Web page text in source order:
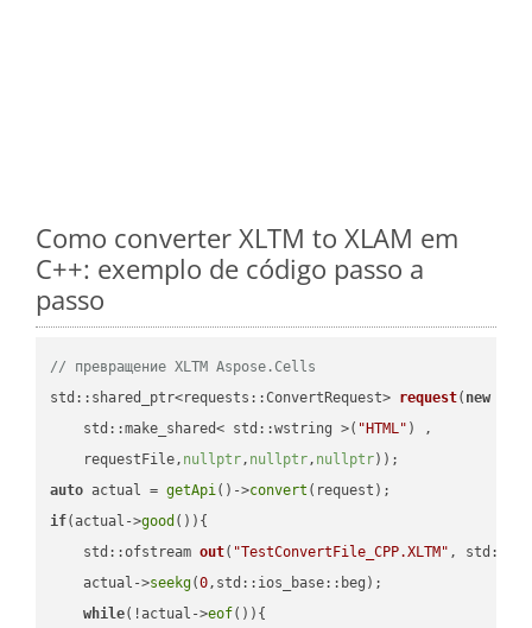
Como converter XLTM to XLAM em
C++: exemplo de código passo a
passo
// превращение XLTM Aspose.Cells
std::shared_ptr<requests::ConvertRequest> request( new
    std::make_shared< std::wstring >(
"HTML" ) ,
    requestFile,
nullptr, nullptr, nullptr))
auto actual = getApi()->convert
if(actual->good ()){
std::ofstream out( "TestConvertFile_CPP.XLTM" ,
    actual->
seekg(0,std::ios_base::beg);
while(!actual->eof()){